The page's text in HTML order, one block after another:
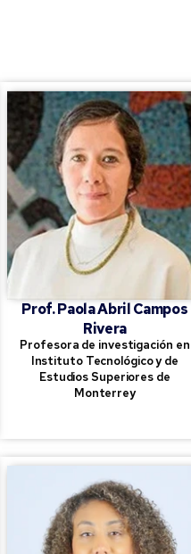
Prof. Paola Abril Campos
Rivera
Profesora de investigación en
Instituto Tecnológico y de
Estudios Superiores de
Monterrey